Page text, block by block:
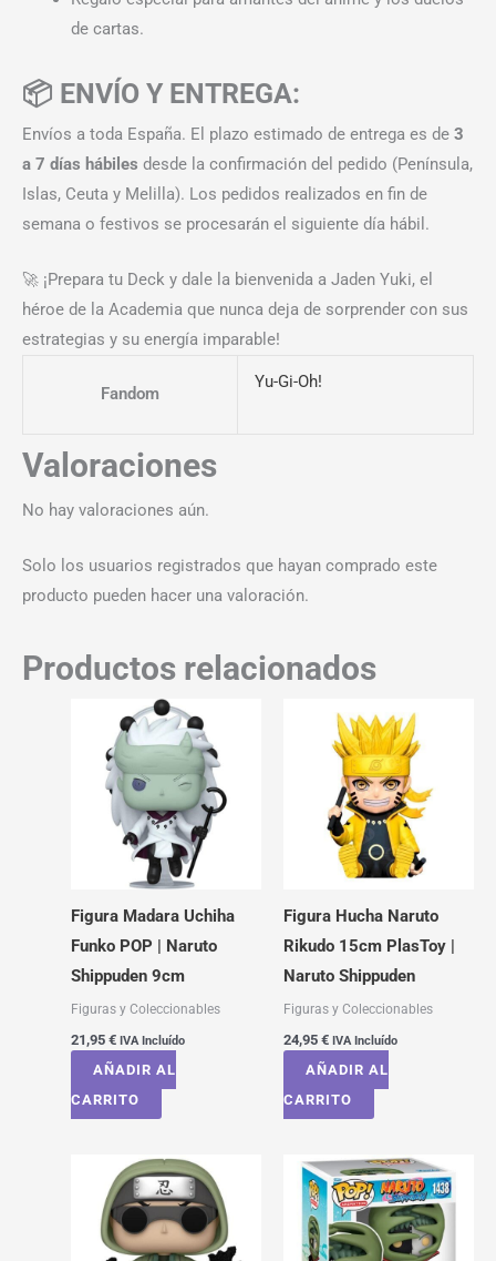
de cartas.
📦 ENVÍO Y ENTREGA:
Envíos a toda España. El plazo estimado de entrega es de 3
a 7 días hábiles desde la confirmación del pedido (Península,
Islas, Ceuta y Melilla). Los pedidos realizados en fin de
semana o festivos se procesarán el siguiente día hábil.
🚀 ¡Prepara tu Deck y dale la bienvenida a Jaden Yuki, el
héroe de la Academia que nunca deja de sorprender con sus
estrategias y su energía imparable!
Fandom
Yu-Gi-Oh!
Valoraciones
No hay valoraciones aún.
Solo los usuarios registrados que hayan comprado este
producto pueden hacer una valoración.
Productos relacionados
Figura Madara Uchiha
Funko POP | Naruto
Shippuden 9cm
Figuras y Coleccionables
21,95 € IVA Incluído
AÑADIR AL
CARRITO
Figura Hucha Naruto
Rikudo 15cm PlasToy |
Naruto Shippuden
Figuras y Coleccionables
24,95 € IVA Incluído
AÑADIR AL
CARRITO